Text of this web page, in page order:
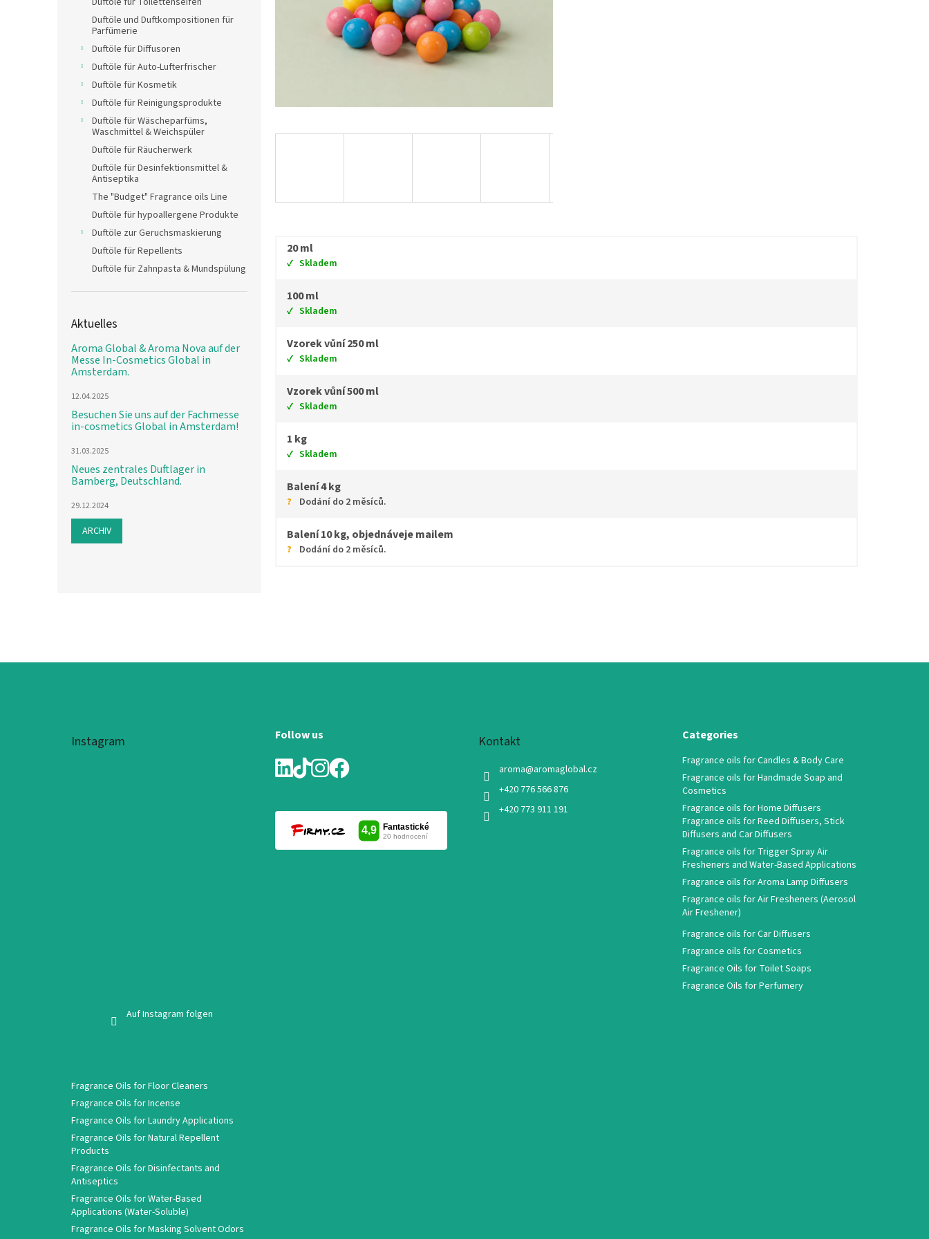
Duftöle und Duftkompositionen für
Parfümerie
Duftöle für Diffusoren
Duftöle für Auto-Lufterfrischer
Duftöle für Kosmetik
Duftöle für Reinigungsprodukte
Duftöle für Wäscheparfüms,
Waschmittel & Weichspüler
Duftöle für Räucherwerk
Duftöle für Desinfektionsmittel &
Antiseptika
The "Budget" Fragrance oils Line
Duftöle für hypoallergene Produkte
Duftöle zur Geruchsmaskierung
Duftöle für Repellents
Duftöle für Zahnpasta & Mundspülung
Aktuelles
Aroma Global & Aroma Nova auf der
Messe In-Cosmetics Global in
Amsterdam.
12.04.2025
Besuchen Sie uns auf der Fachmesse
in-cosmetics Global in Amsterdam!
31.03.2025
Neues zentrales Duftlager in
Bamberg, Deutschland.
29.12.2024
ARCHIV
20 ml
Skladem
100 ml
Skladem
Vzorek vůní 250 ml
Skladem
Vzorek vůní 500 ml
Skladem
1 kg
Skladem
Balení 4 kg
Dodání do 2 měsíců.
Balení 10 kg, objednáveje mailem
Dodání do 2 měsíců.
Fußzeile
Instagram
Auf Instagram folgen
Follow us Kontakt
aroma@aromaglobal.cz
+420 776 566 876
+420 773 911 191
Categories
Fragrance oils for Candles & Body Care
Fragrance oils for Handmade Soap and
Cosmetics
Fragrance oils for Home Diffusers
Fragrance oils for Reed Diffusers, Stick
Diffusers and Car Diffusers
Fragrance oils for Trigger Spray Air
Fresheners and Water-Based Applications
Fragrance oils for Aroma Lamp Diffusers
Fragrance oils for Air Fresheners (Aerosol
Air Freshener)
Fragrance oils for Car Diffusers
Fragrance oils for Cosmetics
Fragrance Oils for Toilet Soaps
Fragrance Oils for Perfumery
Fragrance Oils for Floor Cleaners
Fragrance Oils for Incense
Fragrance Oils for Laundry Applications
Fragrance Oils for Natural Repellent
Products
Fragrance Oils for Disinfectants and
Antiseptics
Fragrance Oils for Water-Based
Applications (Water-Soluble)
Fragrance Oils for Masking Solvent Odors